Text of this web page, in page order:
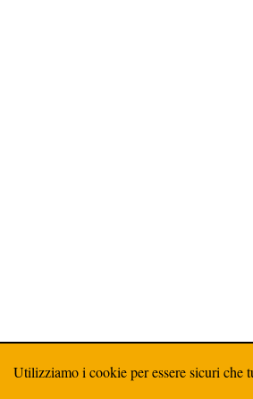
Utilizziamo i cookie per essere sicuri che